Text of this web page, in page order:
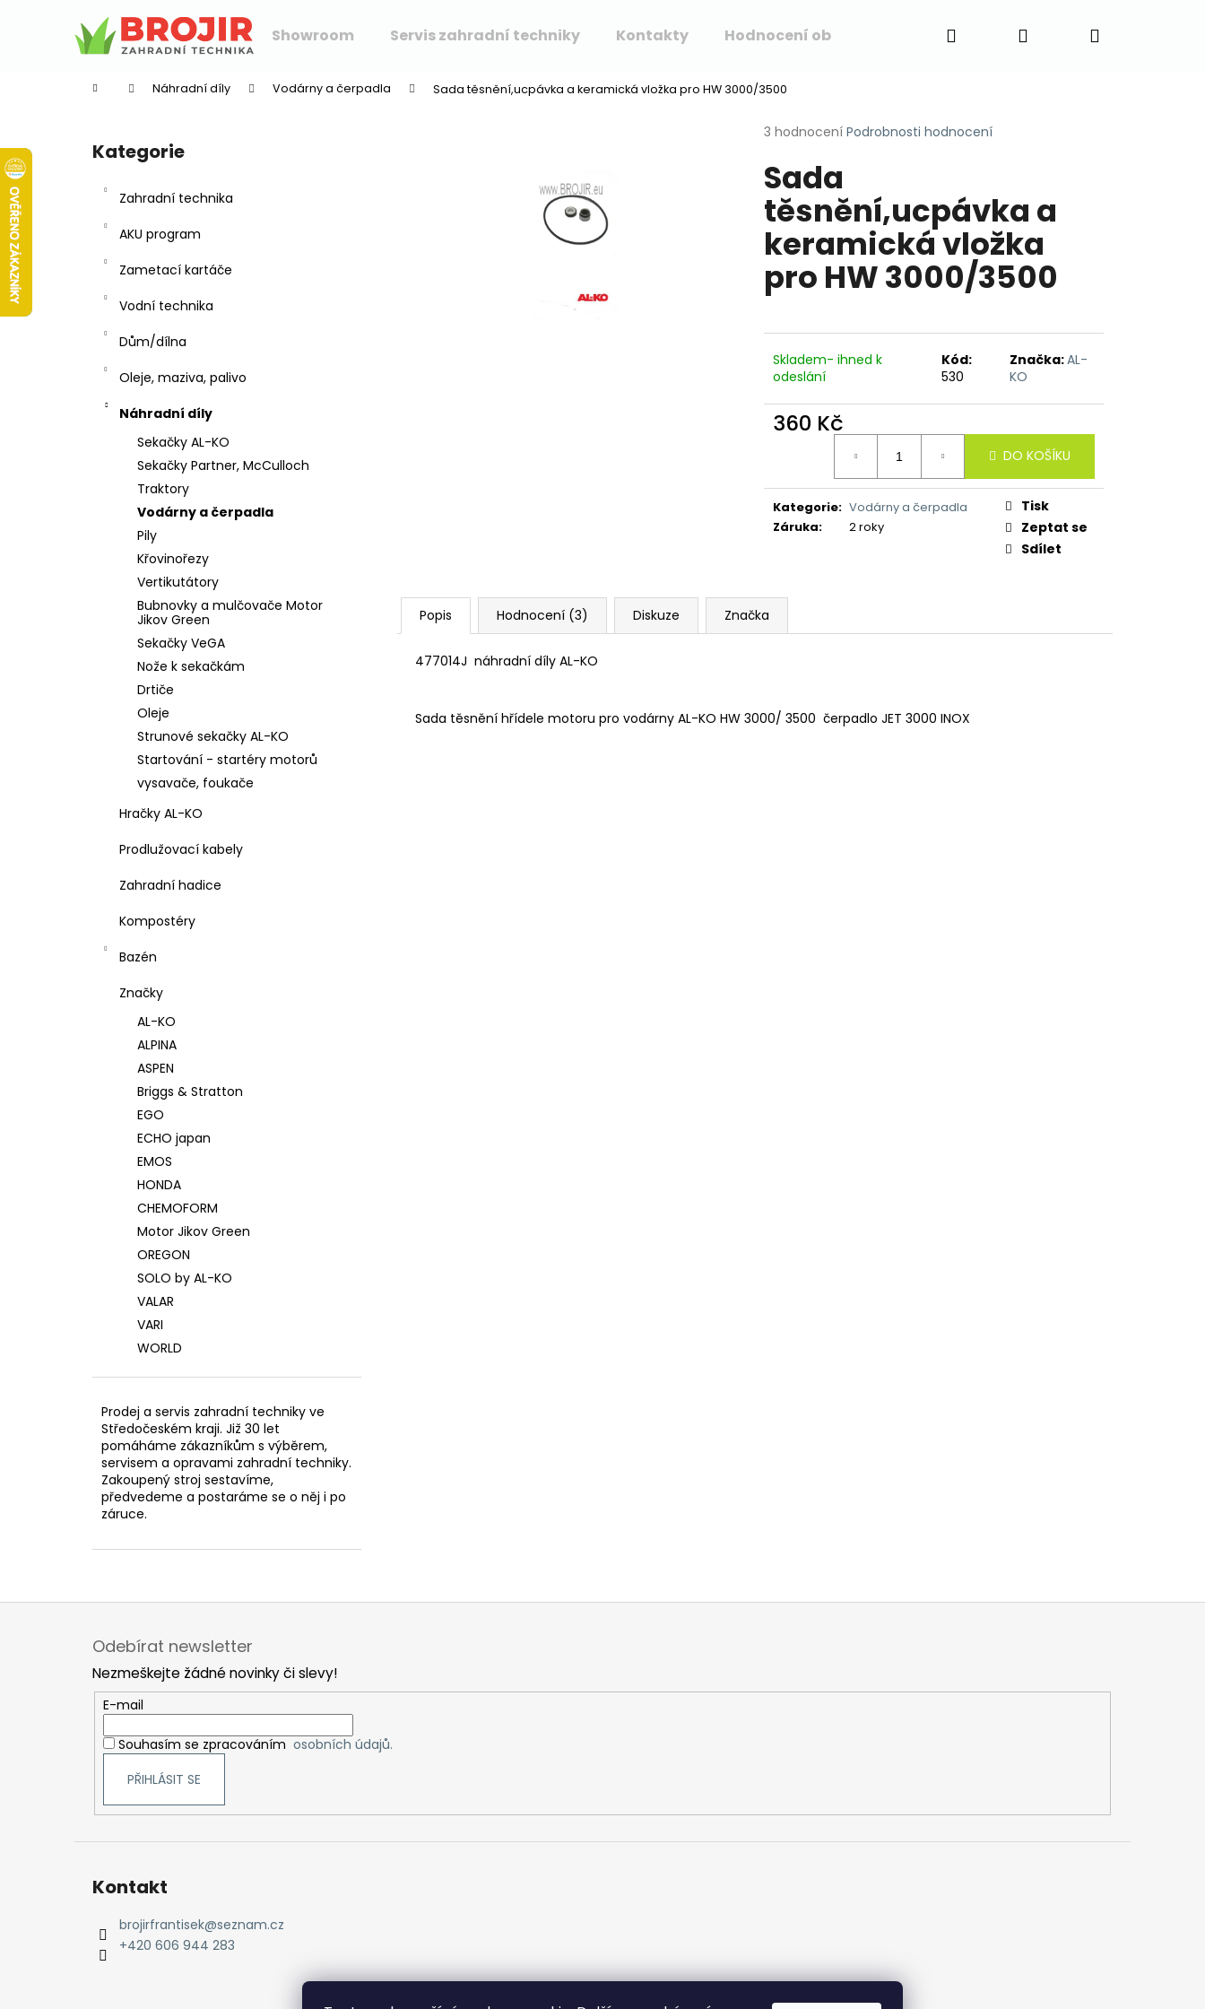
Showroom Servis zahradní techniky Kontakty Hodnocení obchodu Napište nám
Hledat PřihlášeníNákupní
Náhradní díly Vodárny a čerpadla Sada těsnění,ucpávka a keramická vložka pro HW 3000/3500
Přeskočit
kategorie
Kategorie
Zahradní technika
AKU program
Zametací kartáče
Vodní technika
Dům/dílna
Oleje, maziva, palivo
Náhradní díly
Sekačky AL-KO
Sekačky Partner, McCulloch
Traktory
Vodárny a čerpadla
Pily
Křovinořezy
Vertikutátory
Bubnovky a mulčovače Motor
Jikov Green
Sekačky VeGA
Nože k sekačkám
Drtiče
Oleje
Strunové sekačky AL-KO
Startování - startéry motorů
vysavače, foukače
Hračky AL-KO
Prodlužovací kabely
Zahradní hadice
Kompostéry
Bazén
Značky
AL-KO
ALPINA
ASPEN
Briggs & Stratton
EGO
ECHO japan
EMOS
HONDA
CHEMOFORM
Motor Jikov Green
OREGON
SOLO by AL-KO
VALAR
VARI
WORLD
Prodej a servis zahradní techniky ve
Středočeském kraji. Již 30 let
pomáháme zákazníkům s výběrem,
servisem a opravami zahradní techniky.
Zakoupený stroj sestavíme,
předvedeme a postaráme se o něj i po
záruce.
Průměrné
produktu
je
5,0
z
5
hvězdiček.
3 hodnocení Podrobnosti hodnocení
Sada
těsnění,ucpávka a
keramická vložka
pro HW 3000/3500
Skladem- ihned k
odeslání
Kód:
530
Značka:AL-
KO
360 Kč
DO KOŠÍKU
Kategorie: Vodárny a čerpadla
Záruka: 2 roky
Tisk
Zeptat se
Sdílet
Popis Hodnocení (3) Diskuze Značka
477014J náhradní díly AL-KO
Sada těsnění hřídele motoru pro vodárny AL-KO HW 3000/ 3500 čerpadlo JET 3000 INOX
Zpět
Zpět
Co potřebujete najít?
Doporučujeme
Z
Odebírat newsletter
Nezmeškejte žádné novinky či slevy!
E-mail
Souhasím se zpracováním osobních údajů.
PŘIHLÁSIT SE
Kontakt
brojirfrantisek@seznam.cz
+420 606 944 283